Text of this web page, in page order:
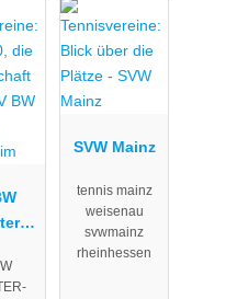
SVW Mainz
tennis mainz
weisenau
svwmainz
rheinhessen